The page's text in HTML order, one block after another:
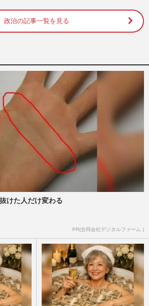
女性PRIME 2026/7/30
。》新ポスター発表に「どのツラ下げ
」批判殺到で大喜利状…
女性PRIME
本太郎が政界引退、大石晃子は離党の
れいわ新撰組」“座長”失った“劇団員”支
者が流れ着くのは神谷…
女性PRIME
市早苗首相「名刺交換してない」中傷動
疑惑で衝撃の“言い訳”に「国民は騙され
い」立たされた窮地
女性PRIME
市首相の「中傷動画疑惑」通信社の“追
ってきたな」の声
女性PRIME 2026/6/8
政治の記事一覧を見る
けた人だけ変わる
PR(合同会社デジタルファーム )